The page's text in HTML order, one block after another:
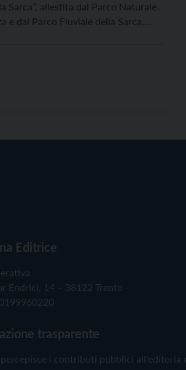
Sarca”, allestita dal Parco Naturale
e dal Parco Fluviale della Sarca.
Editrice
Endrici, 14 – 38122 Trento
trasparente
i contributi pubblici all'editoria